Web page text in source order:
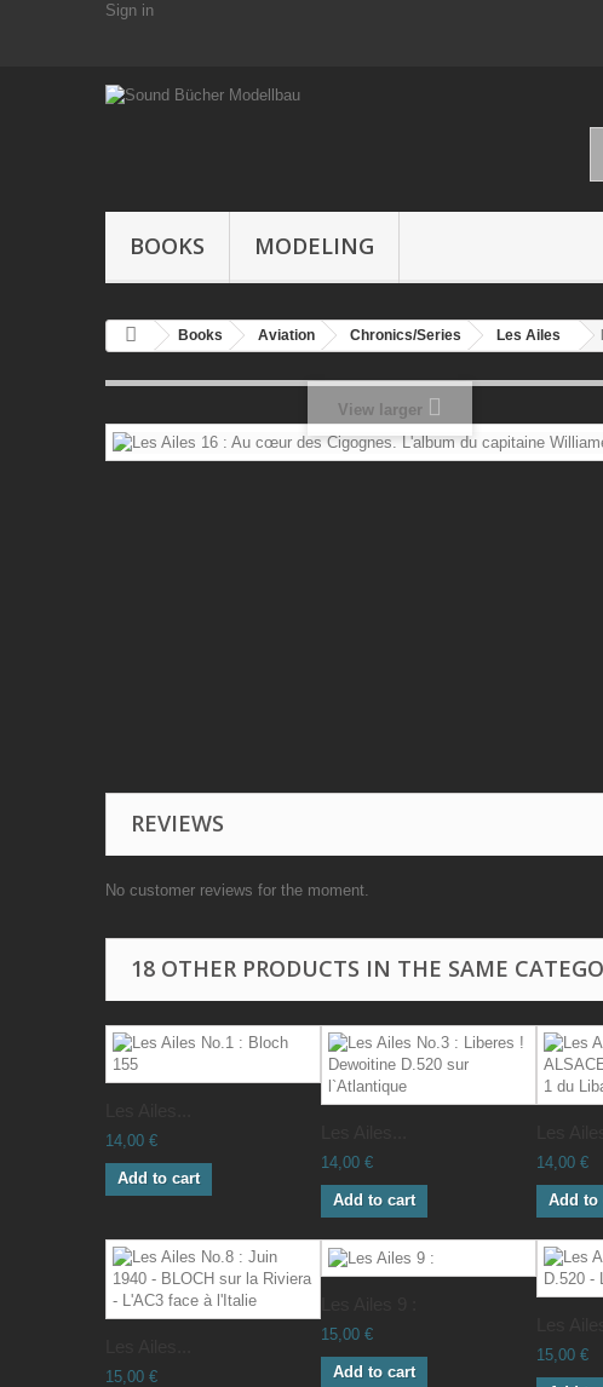
Sign in
BOOKS MODELING
Books Aviation Chronics/Series Les Ailes
View larger
REVIEWS
No customer reviews for the moment.
18 OTHER PRODUCTS IN THE SAME
14,00 €
Add to cart
14,00 €
Add to cart
14,00 €
Add to
15,00 €
15,00 €
Add to cart
15,00 €